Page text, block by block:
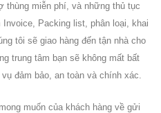
thùng miễn phí, và những thủ tục
Packing list, phân loại, khai
tôi sẽ giao hàng đến tận nhà cho
trung tâm bạn sẽ không mất bất
đảm bảo, an toàn và chính xác.
muốn của khách hàng về gửi